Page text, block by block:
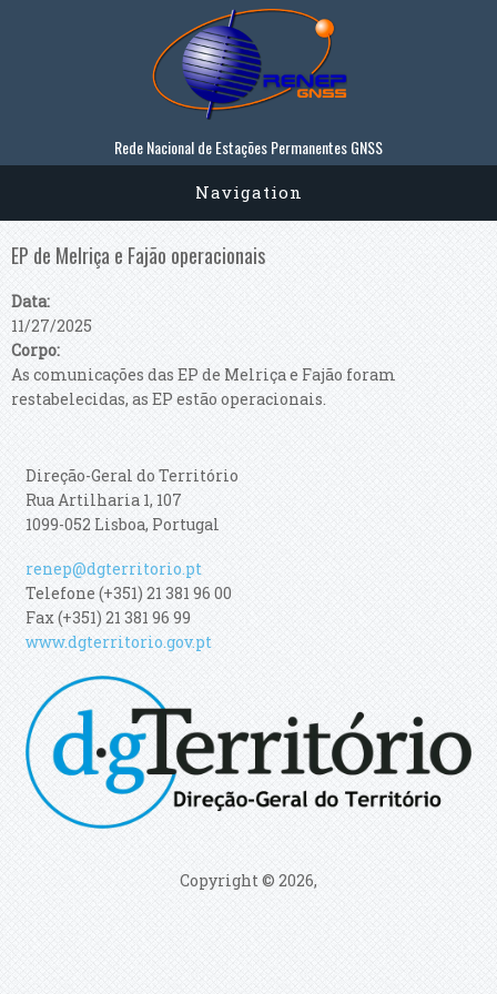
Passar para o conteúdo principal
Rede Nacional de Estações Permanentes GNSS
Navigation
EP de Melriça e Fajão operacionais
Data:
11/27/2025
Corpo:
As comunicações das EP de Melriça e Fajão foram
restabelecidas, as EP estão operacionais.
Direção-Geral do Território
Rua Artilharia 1, 107
1099-052 Lisboa, Portugal
renep@dgterritorio.pt
Telefone (+351) 21 381 96 00
Fax (+351) 21 381 96 99
www.dgterritorio.gov.pt
Copyright © 2026,